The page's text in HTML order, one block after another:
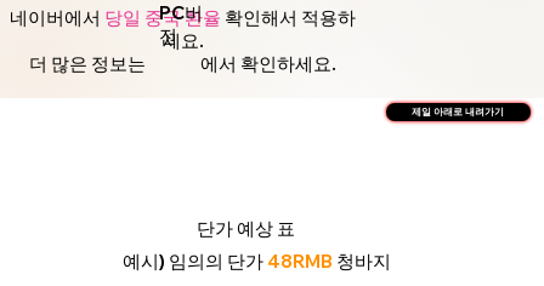
네이버에서 당일 중국 환율 확인해서 적용하
세요.
더 많은 정보는
에서 확인하세요.
PC버
전
제일 아래로 내려가기
단가 예상 표
예시) 임의의 단가 48RMB 청바지